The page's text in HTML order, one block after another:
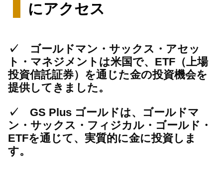
にアクセス
✓ ゴールドマン・サックス・アセッ
ト・マネジメントは米国で、ETF（上場
投資信託証券）を通じた金の投資機会を
提供してきました。
✓ GS Plus ゴールドは、ゴールドマ
ン・サックス・フィジカル・ゴールド・
ETFを通じて、実質的に金に投資しま
す。